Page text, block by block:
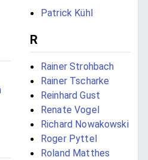
Patrick Kühl
R
Rainer Strohbach
Rainer Tscharke
Reinhard Gust
Renate Vogel
Richard Nowakowski
Roger Pyttel
Roland Matthes